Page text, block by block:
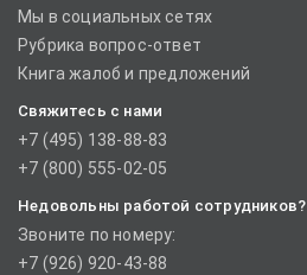
Мы в социальных сетях
Рубрика вопрос-ответ
Книга жалоб и предложений
Свяжитесь с нами
+7 (495) 138-88-83
+7 (800) 555-02-05
Недовольны работой сотрудников?
Звоните по номеру:
+7 (926) 920-43-88